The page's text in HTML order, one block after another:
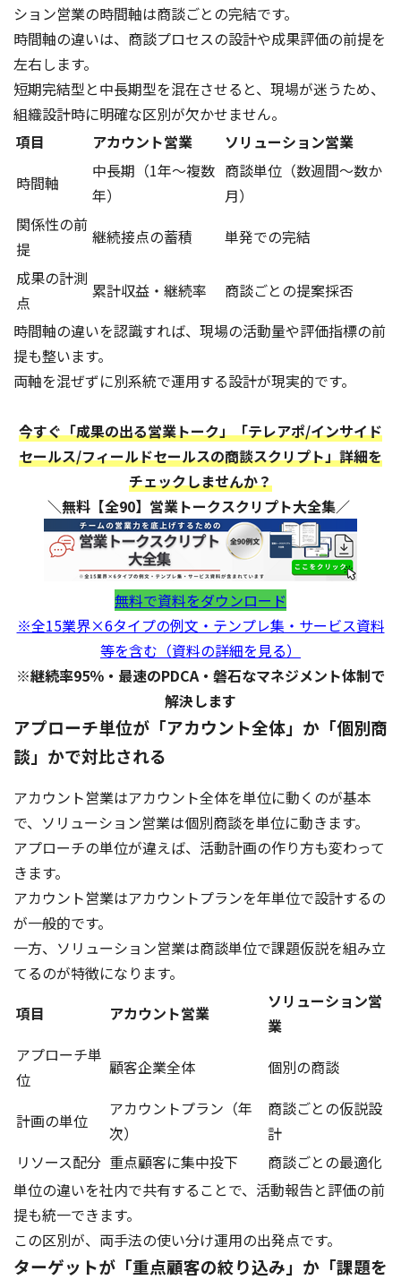
ション営業の時間軸は商談ごとの完結です。
時間軸の違いは、商談プロセスの設計や成果評価の前提を
左右します。
短期完結型と中長期型を混在させると、現場が迷うため、
組織設計時に明確な区別が欠かせません。
項目
アカウント営業
ソリューション営業
時間軸
中長期（1年〜複数
年）
商談単位（数週間〜数か
月）
関係性の前
提
継続接点の蓄積
単発での完結
成果の計測
点
累計収益・継続率
商談ごとの提案採否
時間軸の違いを認識すれば、現場の活動量や評価指標の前
提も整います。
両軸を混ぜずに別系統で運用する設計が現実的です。
今すぐ「成果の出る営業トーク」「テレアポ/インサイド
セールス/フィールドセールスの商談スクリプト」詳細を
チェックしませんか？
＼無料【全90】営業トークスクリプト大全集／
無料で資料をダウンロード
※全15業界×6タイプの例文・テンプレ集・サービス資料
等を含む（資料の詳細を見る）
※継続率95％・最速のPDCA・磐石なマネジメント体制で
解決します
アプローチ単位が「アカウント全体」か「個別商
談」かで対比される
アカウント営業はアカウント全体を単位に動くのが基本
で、ソリューション営業は個別商談を単位に動きます。
アプローチの単位が違えば、活動計画の作り方も変わって
きます。
アカウント営業はアカウントプランを年単位で設計するの
が一般的です。
一方、ソリューション営業は商談単位で課題仮説を組み立
てるのが特徴になります。
項目
アカウント営業
ソリューション営
業
アプローチ単
位
顧客企業全体 個別の商談
計画の単位
アカウントプラン（年
次）
商談ごとの仮説設
計
リソース配分 重点顧客に集中投下
商談ごとの最適化
単位の違いを社内で共有することで、活動報告と評価の前
提も統一できます。
この区別が、両手法の使い分け運用の出発点です。
ターゲットが「重点顧客の絞り込み」か「課題を